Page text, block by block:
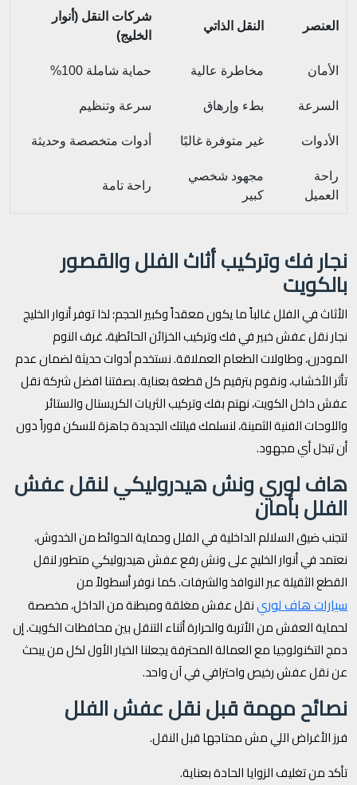
العنصر النقل الذاتي
شركات النقل (أنوار
الخليج)
الأمان مخاطرة عالية حماية شاملة 100%
السرعة بطء وإرهاق سرعة وتنظيم
الأدوات غير متوفرة غالبًا أدوات متخصصة وحديثة
راحة
العميل
مجهود شخصي
كبير
راحة تامة
نجار فك وتركيب أثاث الفلل والقصور
بالكويت
الأثاث في الفلل غالباً ما يكون معقداً وكبير الحجم؛ لذا توفر أنوار الخليج
نجار نقل عفش خبير في فك وتركيب الخزائن الحائطية، غرف النوم
المودرن، وطاولات الطعام العملاقة. نستخدم أدوات حديثة لضمان عدم
تأثر الأخشاب، ونقوم بترقيم كل قطعة بعناية. بصفتنا افضل شركة نقل
عفش داخل الكويت، نهتم بفك وتركيب الثريات الكريستال والستائر
واللوحات الفنية الثمينة، لنسلمك فيلتك الجديدة جاهزة للسكن فوراً دون
أن تبذل أي مجهود.
هاف لوري ونش هيدروليكي لنقل عفش
الفلل بأمان
لتجنب ضيق السلالم الداخلية في الفلل وحماية الحوائط من الخدوش،
نعتمد في أنوار الخليج على ونش رفع عفش هيدروليكي متطور لنقل
القطع الثقيلة عبر النوافذ والشرفات. كما نوفر أسطولاً من
سيارات هاف لورينقل عفش مغلقة ومبطنة من الداخل، مخصصة
لحماية العفش من الأتربة والحرارة أثناء التنقل بين محافظات الكويت. إن
دمج التكنولوجيا مع العمالة المحترفة يجعلنا الخيار الأول لكل من يبحث
عن نقل عفش رخيص واحترافي في آن واحد.
نصائح مهمة قبل نقل عفش الفلل
فرز الأغراض اللي مش محتاجها قبل النقل.
تأكد من تغليف الزوايا الحادة بعناية.